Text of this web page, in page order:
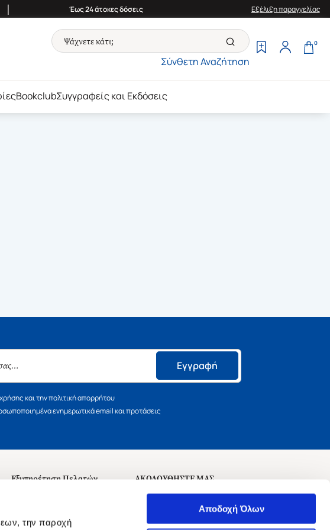
την παροχή
Αποδοχή Όλων
| Έως 24 άτοκες δόσεις Εξέλιξη παραγγελίας
Σύνθετη Αναζήτηση
0
BookclubΣυγγραφείς και Εκδόσεις
Εγγραφή
και την πολιτική απορρήτου
ενημερωτικά email και προτάσεις
Εξυπηρέτηση Πελατών
ΑΚΟΛΟΥΘΗΣΤΕ ΜΑΣ